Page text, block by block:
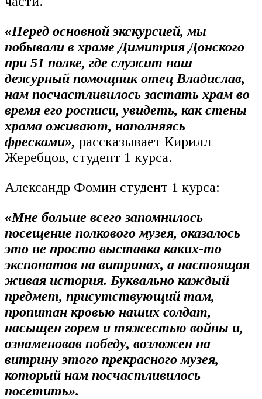
«Перед основной экскурсией, мы
побывали в храме Димитрия Донского
при 51 полке, где служит наш
дежурный помощник отец Владислав,
нам посчастливилось застать храм во
время его росписи, увидеть, как стены
храма оживают, наполняясь
фресками», рассказывает Кирилл
Жеребцов, студент 1 курса.
Александр Фомин студент 1 курса:
«Мне больше всего запомнилось
посещение полкового музея, оказалось
это не просто выставка каких-то
экспонатов на витринах, а настоящая
живая история. Буквально каждый
предмет, присутствующий там,
пропитан кровью наших солдат,
насыщен горем и тяжестью войны и,
ознаменовав победу, возложен на
витрину этого прекрасного музея,
который нам посчастливилось
посетить».